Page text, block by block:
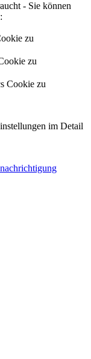
- Sie können
zu
zu
Cookie zu
im Detail